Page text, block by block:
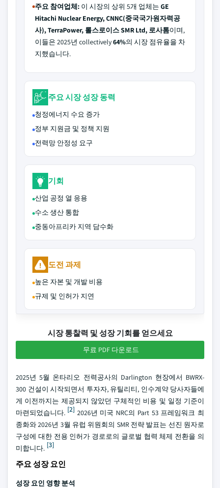
주요 참여업체: 이 시장의 상위 5개 업체는 GE
Hitachi Nuclear Energy, CNNC(중국국가원자력공
사), TerraPower, 롤스로이스 SMR Ltd, 로사톰이며,
이들은 2025년 collectively64%의 시장 점유율을 차
지했습니다.
주요 시장 성장 동력
청정에너지 수요 증가
정부 지원금 및 정책 지원
전력망 안정성 요구
기회
산업 공정 열 응용
수소 생산 통합
중동아프리카 지역 담수화
도전 과제
높은 자본 및 개발 비용
규제 및 인허가 지연
시장 통찰력 및 성장 기회를 얻으세요
무료 PDF 다운로드
2025년 5월 온타리오 전력공사의 Darlington 현장에서 BWRX-
300 건설이 시작되면서 투자자, 유틸리티, 인수계약 당사자들에
게 이전까지는 제공되지 않았던 구체적인 비용 및 일정 기준이
마련되었습니다. [2] 2026년 미국 NRC의 Part 53 프레임워크 최
종화와 2026년 3월 유럽 위원회의 SMR 전략 발표는 선진 원자로
구성에 대한 전용 인허가 경로로의 글로벌 협력 체제 전환을 의
미합니다. [3]
주요 성장 요인
성장 요인 영향 분석